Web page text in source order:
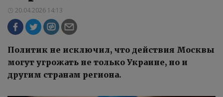
20.04.2026 14:13
Политик не исключил, что действия Москвы
могут угрожать не только Украине, но и
другим странам региона.